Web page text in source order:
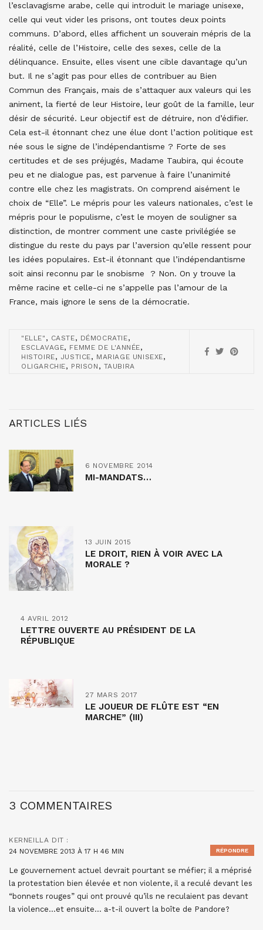
l’esclavagisme arabe, celle qui introduit le mariage unisexe,
celle qui veut vider les prisons, ont toutes deux points
communs. D’abord, elles affichent un souverain mépris de la
réalité, celle de l’Histoire, celle des sexes, celle de la
délinquance. Ensuite, elles visent une cible davantage qu’un
but. Il ne s’agit pas pour elles de contribuer au Bien
Commun des Français, mais de s’attaquer aux valeurs qui les
animent, la fierté de leur Histoire, leur goût de la famille, leur
désir de sécurité. Leur objectif est de détruire, non d’édifier.
Cela est-il étonnant chez une élue dont l’action politique est
née sous le signe de l’indépendantisme ? Forte de ses
certitudes et de ses préjugés, Madame Taubira, qui écoute
peu et ne dialogue pas, est parvenue à faire l’unanimité
contre elle chez les magistrats. On comprend aisément le
choix de “Elle”. Le mépris pour les valeurs nationales, c’est le
mépris pour le populisme, c’est le moyen de souligner sa
distinction, de montrer comment une caste privilégiée se
distingue du reste du pays par l’aversion qu’elle ressent pour
les idées populaires. Est-il étonnant que l’indépendantisme
soit ainsi reconnu par le snobisme ? Non. On y trouve la
même racine et celle-ci ne s’appelle pas l’amour de la
France, mais ignore le sens de la démocratie.
"ELLE" , CASTE, DÉMOCRATIE,
ESCLAVAGE, FEMME DE L'ANNÉE,
HISTOIRE, JUSTICE, MARIAGE UNISEXE,
OLIGARCHIE, PRISON , TAUBIRA
ARTICLES LIÉS
6 NOVEMBRE 2014
MI-MANDATS…
13 JUIN 2015
LE DROIT, RIEN À VOIR AVEC LA
MORALE ?
4 AVRIL 2012
LETTRE OUVERTE AU PRÉSIDENT DE LA
RÉPUBLIQUE
27 MARS 2017
LE JOUEUR DE FLÛTE EST “EN
MARCHE” (III)
3 COMMENTAIRES
KERNEILLA DIT :
24 NOVEMBRE 2013 À 17 H 46 MIN
Le gouvernement actuel devrait pourtant se méfier; il a méprisé
la protestation bien élevée et non violente, il a reculé devant les
“bonnets rouges” qui ont prouvé qu’ils ne reculaient pas devant
la violence…et ensuite… a-t-il ouvert la boîte de Pandore?
RÉPONDRE